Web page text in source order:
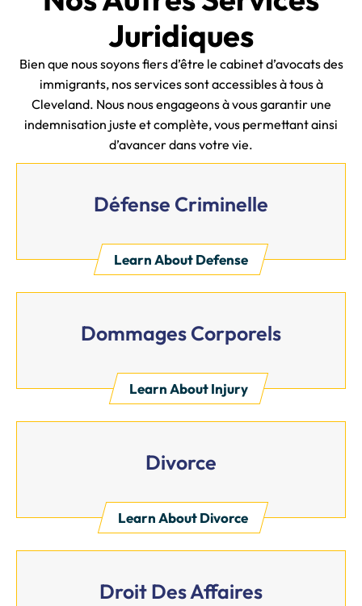
Juridiques
Bien que nous soyons fiers d’être le cabinet d’avocats des
immigrants, nos services sont accessibles à tous à
Cleveland. Nous nous engageons à vous garantir une
indemnisation juste et complète, vous permettant ainsi
d’avancer dans votre vie.
Défense Criminelle
Learn About Defense
Dommages Corporels
Learn About Injury
Divorce
Learn About Divorce
Droit Des Affaires